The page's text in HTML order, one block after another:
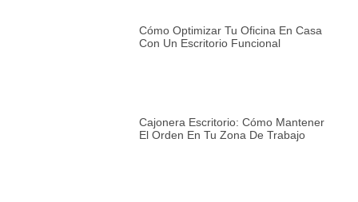
Cómo Optimizar Tu Oficina En Casa
Con Un Escritorio Funcional
Cajonera Escritorio: Cómo Mantener
El Orden En Tu Zona De Trabajo